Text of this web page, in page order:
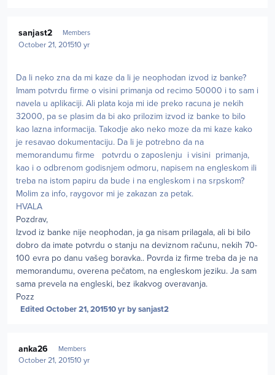
sanjast2 Members
October 21, 201510 yr
Da li neko zna da mi kaze da li je neophodan izvod iz banke?
Imam potvrdu firme o visini primanja od recimo 50000 i to sam i
navela u aplikaciji. Ali plata koja mi ide preko racuna je nekih
32000, pa se plasim da bi ako prilozim izvod iz banke to bilo
kao lazna informacija. Takodje ako neko moze da mi kaze kako
je resavao dokumentaciju. Da li je potrebno da na
memorandumu firme potvrdu o zaposlenju i visini primanja,
kao i o odbrenom godisnjem odmoru, napisem na engleskom ili
treba na istom papiru da bude i na engleskom i na srpskom?
Molim za info, raygovor mi je zakazan za petak.
HVALA
Pozdrav,
Izvod iz banke nije neophodan, ja ga nisam prilagala, ali bi bilo
dobro da imate potvrdu o stanju na deviznom računu, nekih 70-
100 evra po danu vašeg boravka.. Povrda iz firme treba da je na
memorandumu, overena pečatom, na engleskom jeziku. Ja sam
sama prevela na engleski, bez ikakvog overavanja.
Pozz
Edited October 21, 201510 yrby sanjast2
anka26 Members
October 21, 201510 yr